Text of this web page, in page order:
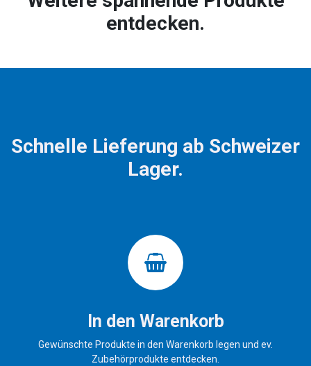
entdecken.
Schnelle Lieferung ab Schweizer
Lager.
In den Warenkorb
Gewünschte Produkte in den Warenkorb legen und ev.
Zubehörprodukte entdecken.